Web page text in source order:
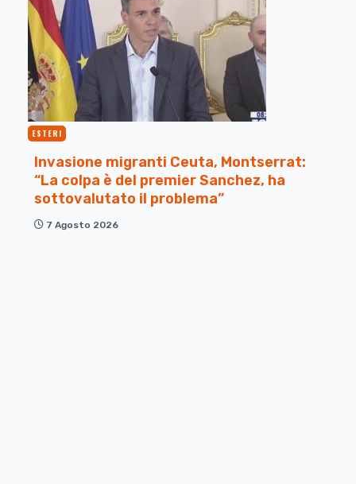
ESTERI
Invasione migranti Ceuta, Montserrat:
“La colpa è del premier Sanchez, ha
sottovalutato il problema”
7 Agosto 2026